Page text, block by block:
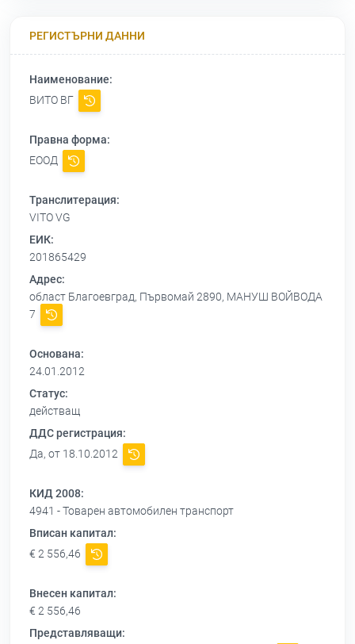
РЕГИСТЪРНИ ДАННИ
Наименование:
ВИТО ВГ
Правна форма:
ЕООД
Транслитерация:
VITO VG
ЕИК:
201865429
Адрес:
област Благоевград, Първомай 2890, МАНУШ ВОЙВОДА
7
Основана:
24.01.2012
Статус:
действащ
ДДС регистрация:
Да, от 18.10.2012
КИД 2008:
4941 - Товарен автомобилен транспорт
Вписан капитал:
€ 2 556,46
Внесен капитал:
€ 2 556,46
Представляващи: